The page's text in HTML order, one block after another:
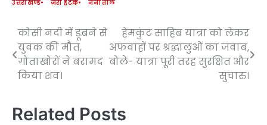
उत्तराखण्ड ज़रा हटके नैनीताल
Post
navigation
कोसी नदी में डूबने से
युवक की मौत,
गोताखोरों ने बरामद
किया शव।
हेमकुंट साहिब यात्रा को लेकर
अफवाहों पर श्रद्धालुओं का जवाब,
बोले- यात्रा पूरी तरह सुरक्षित और
सुचारु।
Related Posts